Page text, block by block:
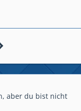
aber du bist nicht